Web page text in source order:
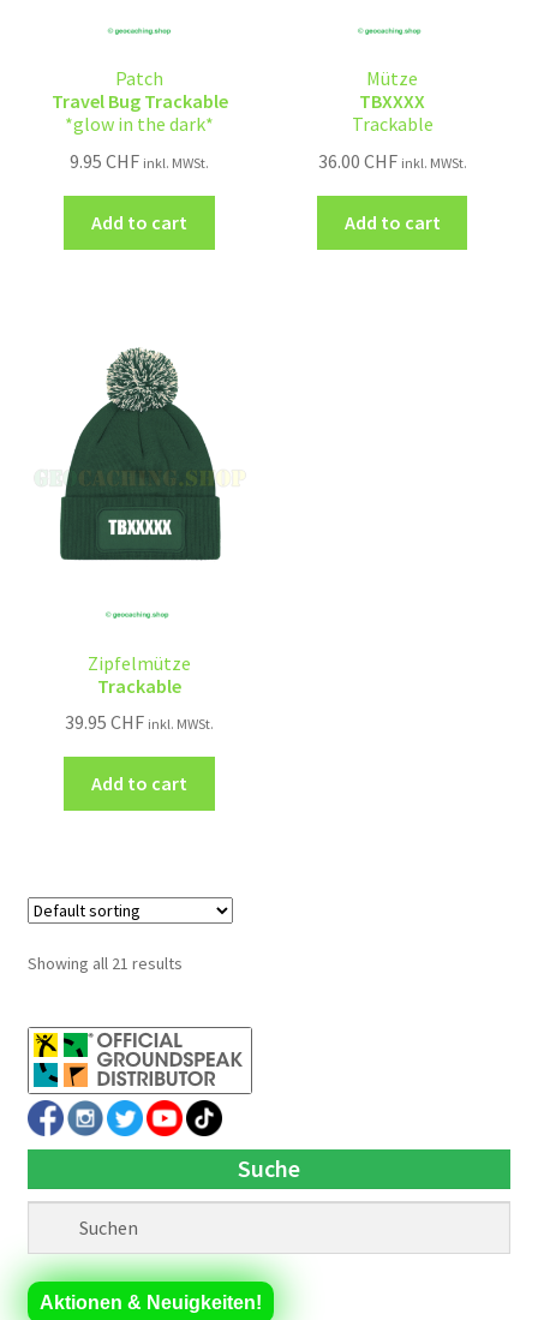
Patch
Travel Bug Trackable
*glow in the dark*
9.95CHF inkl. MWSt.
Add to cart
Mütze
TBXXXX
Trackable
36.00 CHF inkl. MWSt.
Add to cart
Zipfelmütze
Trackable
39.95CHF inkl. MWSt.
Add to cart
Showing all 21 results
Suche
Aktionen & Neuigkeiten!